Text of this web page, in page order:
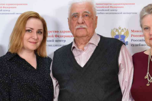
Экспертиза
состоялась Всероссийская научно-